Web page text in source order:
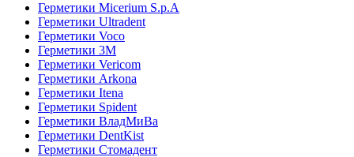
Герметики Micerium S.p.A
Герметики Ultradent
Герметики Voco
Герметики 3M
Герметики Vericom
Герметики Arkona
Герметики Itena
Герметики Spident
Герметики ВладМиВа
Герметики DentKist
Герметики Стомадент